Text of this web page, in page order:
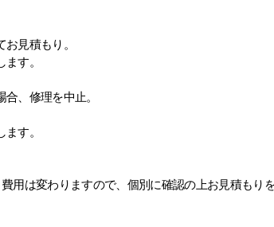
見積もり。
す。
、修理を中止。
す。
用は変わりますので、個別に確認の上お見積もり